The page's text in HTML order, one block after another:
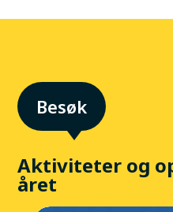
Aktiviteter og
året